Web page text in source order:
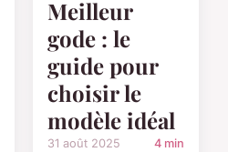
Meilleur
gode : le
guide pour
choisir le
modèle idéal
31 août 2025 4 min